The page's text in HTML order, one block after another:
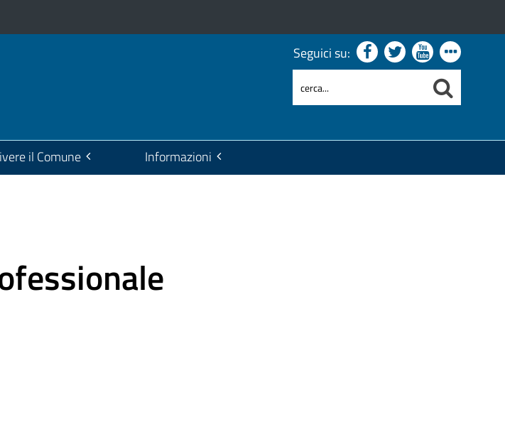
Seguici su:
il Comune Informazioni